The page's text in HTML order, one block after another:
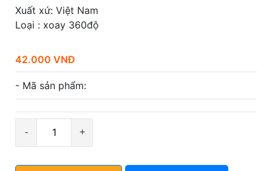
Xuất xứ: Việt Nam
Loại : xoay 360độ
42.000 VNĐ
- Mã sản phẩm:
lượng